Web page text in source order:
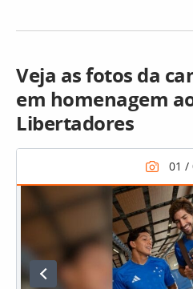
Veja as fotos da
em homenagem
Libertadores